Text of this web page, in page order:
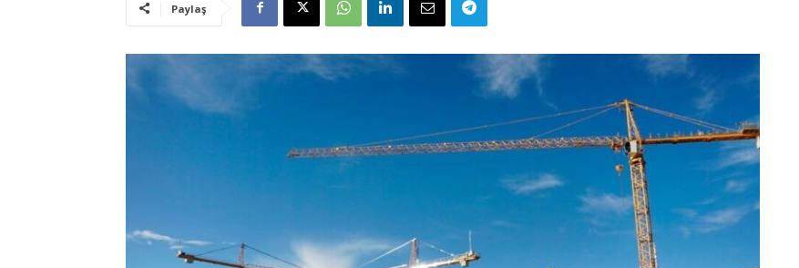
Paylaş